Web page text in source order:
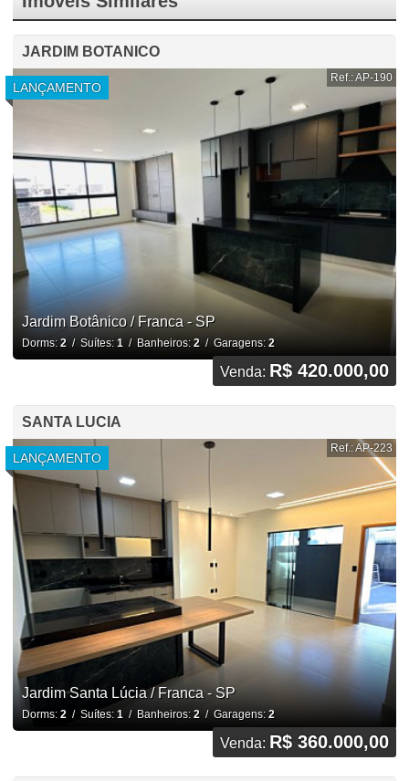
JARDIM BOTANICO
LANÇAMENTO
Ref.: AP-190
Jardim Botânico / Franca - SP
Dorms: 2/ Suítes: 1/ Banheiros: 2/ Garagens: 2
Venda: R$ 420.000,00
SANTA LUCIA
LANÇAMENTO
Ref.: AP-223
Jardim Santa Lúcia / Franca - SP
Dorms: 2/ Suítes: 1/ Banheiros: 2/ Garagens: 2
Venda: R$ 360.000,00